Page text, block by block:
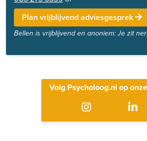
Plan vrijblijvend adviesgesprek
Bellen is vrijblijvend en anoniem: Je zit
Volg Psycholoog.nl op